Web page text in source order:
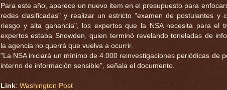
Para este año, aparece un nuevo item en el presupuesto para
redes clasificadas" y realizar un estricto "examen de postulantes y
riesgo y alta ganancia", los expertos que la NSA necesita para el
expertos estaba Snowden, quien terminó revelando toneladas de
la agencia no querrá que vuelva a ocurrir.
"La NSA iniciará un mínimo de 4.000 reinvestigaciones periódicas de
interno de información sensible", señala el documento.
Link: Washington Post